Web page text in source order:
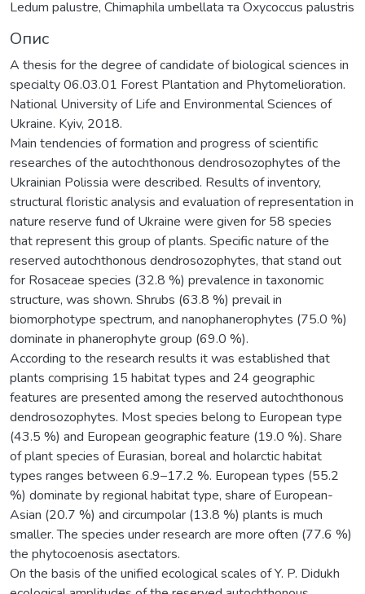
Ledum palustre, Chimaphila umbellata та Oxycoccus palustris
Опис
A thesis for the degree of candidate of biological sciences in
specialty 06.03.01 Forest Plantation and Phytomelioration.
National University of Life and Environmental Sciences of
Ukraine. Kyiv, 2018.
Main tendencies of formation and progress of scientific
researches of the autochthonous dendrosozophytes of the
Ukrainian Polissia were described. Results of inventory,
structural floristic analysis and evaluation of representation in
nature reserve fund of Ukraine were given for 58 species
that represent this group of plants. Specific nature of the
reserved autochthonous dendrosozophytes, that stand out
for Rosaceae species (32.8 %) prevalence in taxonomic
structure, was shown. Shrubs (63.8 %) prevail in
biomorphotype spectrum, and nanophanerophytes (75.0 %)
dominate in phanerophyte group (69.0 %).
According to the research results it was established that
plants comprising 15 habitat types and 24 geographic
features are presented among the reserved autochthonous
dendrosozophytes. Most species belong to European type
(43.5 %) and European geographic feature (19.0 %). Share
of plant species of Eurasian, boreal and holarctic habitat
types ranges between 6.9–17.2 %. European types (55.2
%) dominate by regional habitat type, share of European-
Asian (20.7 %) and circumpolar (13.8 %) plants is much
smaller. The species under research are more often (77.6 %)
the phytocoenosis asectators.
On the basis of the unified ecological scales of Y. P. Didukh